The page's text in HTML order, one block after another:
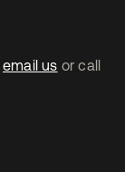
email us or call